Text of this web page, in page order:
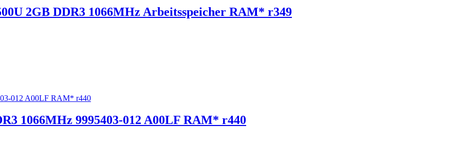
2GB DDR3 1066MHz Arbeitsspeicher RAM* r349
1066MHz 9995403-012 A00LF RAM* r440